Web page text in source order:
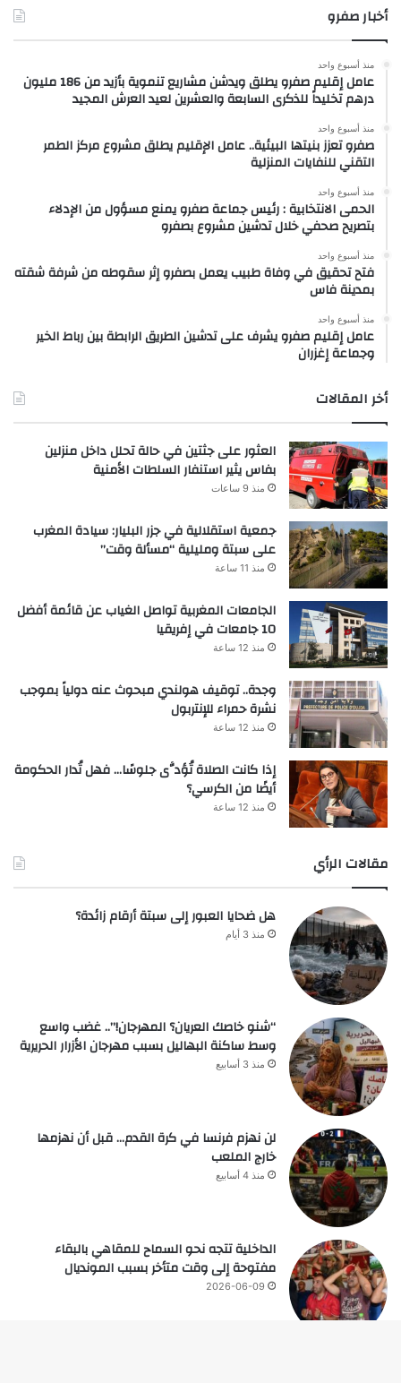
أخبار صفرو
منذ أسبوع واحد
عامل إقليم صفرو يطلق ويدشن مشاريع تنموية بأزيد من 186 مليون
درهم تخليداً للذكرى السابعة والعشرين لعيد العرش المجيد
منذ أسبوع واحد
صفرو تعزز بنيتها البيئية.. عامل الإقليم يطلق مشروع مركز الطمر
التقني للنفايات المنزلية
منذ أسبوع واحد
الحمى الانتخابية : رئيس جماعة صفرو يمنع مسؤول من الإدلاء
بتصريح صحفي خلال تدشين مشروع بصفرو
منذ أسبوع واحد
فتح تحقيق في وفاة طبيب يعمل بصفرو إثر سقوطه من شرفة شقته
بمدينة فاس
منذ أسبوع واحد
عامل إقليم صفرو يشرف على تدشين الطريق الرابطة بين رباط الخير
وجماعة إغزران
أخر المقالات
العثور على جثتين في حالة تحلل داخل منزلين
بفاس يثير استنفار السلطات الأمنية
منذ 9 ساعات
جمعية استقلالية في جزر البليار: سيادة المغرب
على سبتة ومليلية “مسألة وقت”
منذ 11 ساعة
الجامعات المغربية تواصل الغياب عن قائمة أفضل
10 جامعات في إفريقيا
منذ 12 ساعة
وجدة.. توقيف هولندي مبحوث عنه دولياً بموجب
نشرة حمراء للإنتربول
منذ 12 ساعة
إذا كانت الصلاة تُؤدَّى جلوسًا… فهل تُدار الحكومة
أيضًا من الكرسي؟
منذ 12 ساعة
مقالات الرأي
هل ضحايا العبور إلى سبتة أرقام زائدة؟
منذ 3 أيام
“شنو خاصك العريان؟ المهرجان!”.. غضب واسع
وسط ساكنة البهاليل بسبب مهرجان الأزرار الحريرية
منذ 3 أسابيع
لن نهزم فرنسا في كرة القدم… قبل أن نهزمها
خارج الملعب
منذ 4 أسابيع
الداخلية تتجه نحو السماح للمقاهي بالبقاء
مفتوحة إلى وقت متأخر بسبب المونديال
2026-06-09